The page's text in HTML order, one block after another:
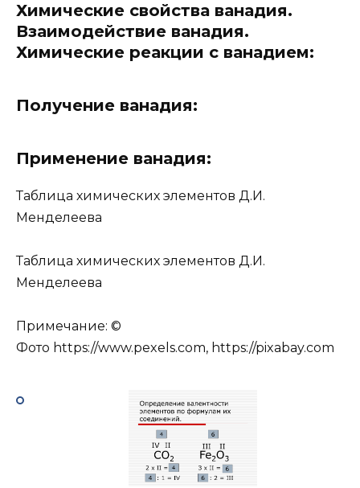
Химические свойства ванадия.
Взаимодействие ванадия.
Химические реакции с ванадием:
Получение ванадия:
Применение ванадия:
Таблица химических элементов Д.И.
Менделеева
Таблица химических элементов Д.И.
Менделеева
Примечание: ©
Фото https://www.pexels.com, https://pixabay.com